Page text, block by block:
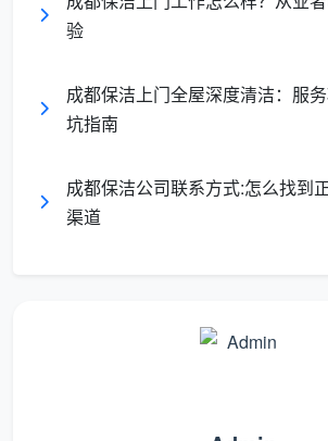
康的绿色办公微环境。
针对住宅小区、高端社区与商业
物业保洁外包
光亮护理，再到地下车库的深度清洁
洁建立起严格的巡检机制，确保公共
新楼宇在投入使用前，往往会遗
验
成都保洁上门全屋深度清洁：服
坑指南
成都保洁公司联系方式:怎么找到
渠道